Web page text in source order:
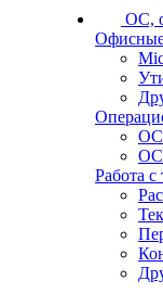
ОС,
ОС
ОС
Работа с